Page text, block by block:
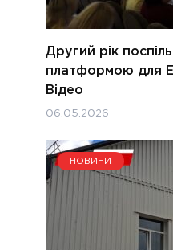
Другий рік
платформою для
Відео
06.05.2026
НОВИНИ